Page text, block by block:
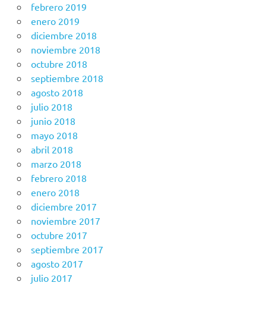
febrero 2019
enero 2019
diciembre 2018
noviembre 2018
octubre 2018
septiembre 2018
agosto 2018
julio 2018
junio 2018
mayo 2018
abril 2018
marzo 2018
febrero 2018
enero 2018
diciembre 2017
noviembre 2017
octubre 2017
septiembre 2017
agosto 2017
julio 2017